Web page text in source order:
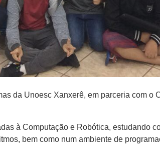
da Unoesc Xanxerê, em parceria com o
à Computação e Robótica, estudando
bem como num ambiente de